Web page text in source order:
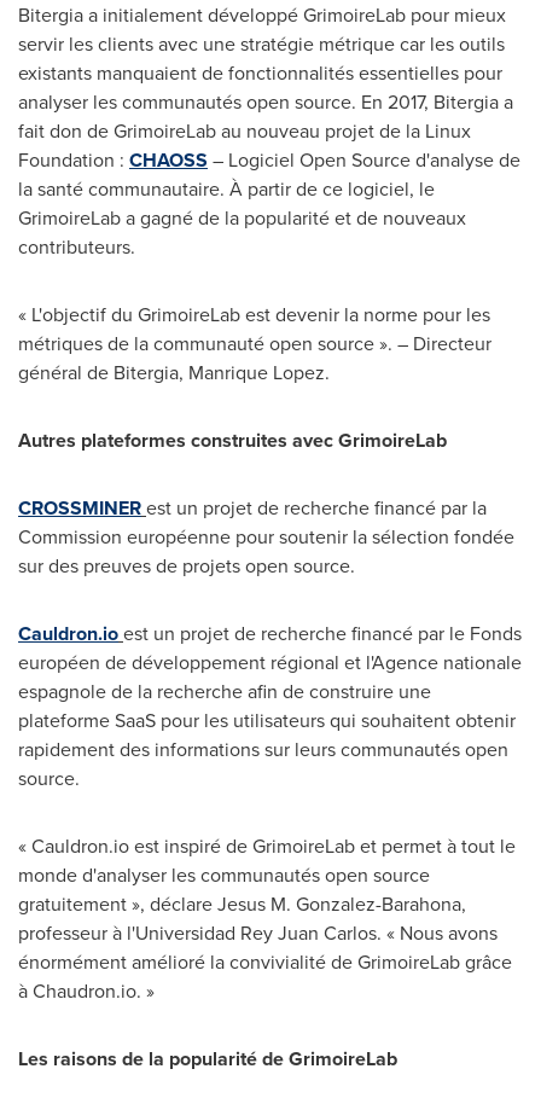
Bitergia a initialement développé GrimoireLab pour mieux
servir les clients avec une stratégie métrique car les outils
existants manquaient de fonctionnalités essentielles pour
analyser les communautés open source. En 2017, Bitergia a
fait don de GrimoireLab au nouveau projet de la Linux
Foundation : CHAOSS – Logiciel Open Source d'analyse de
la santé communautaire. À partir de ce logiciel, le
GrimoireLab a gagné de la popularité et de nouveaux
contributeurs.
« L'objectif du GrimoireLab est devenir la norme pour les
métriques de la communauté open source ». – Directeur
général de Bitergia, Manrique Lopez.
Autres plateformes construites avec GrimoireLab
CROSSMINERest un projet de recherche financé par la
Commission européenne pour soutenir la sélection fondée
sur des preuves de projets open source.
Cauldron.ioest un projet de recherche financé par le Fonds
européen de développement régional et l'Agence nationale
espagnole de la recherche afin de construire une
plateforme SaaS pour les utilisateurs qui souhaitent obtenir
rapidement des informations sur leurs communautés open
source.
« Cauldron.io est inspiré de GrimoireLab et permet à tout le
monde d'analyser les communautés open source
gratuitement », déclareJesus M. Gonzalez-Barahona,
professeur à l'Universidad Rey Juan Carlos. « Nous avons
énormément amélioré la convivialité de GrimoireLab grâce
à Chaudron.io. »
Les raisons de la popularité de GrimoireLab